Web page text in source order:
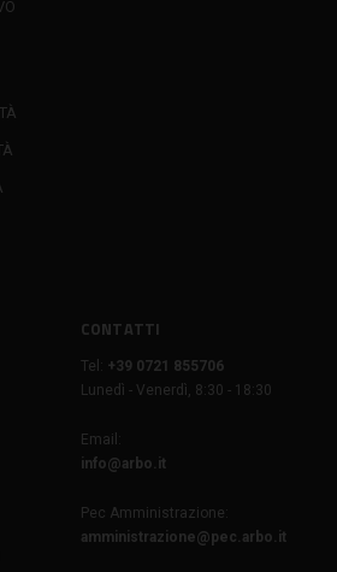
CONTATTI
Tel:
+39 0721 855706
Lunedì - Venerdì, 8:30 - 18:30
Email:
info@arbo.it
Pec Amministrazione:
amministrazione@pec.arbo.it